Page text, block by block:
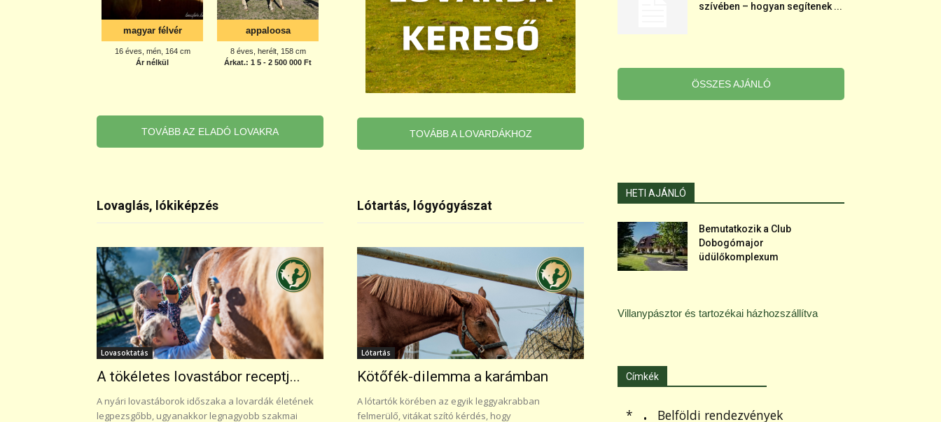
TOVÁBB AZ ELADÓ LOVAKRA TOVÁBB A LOVARDÁKHOZ
szívében – hogyan segítenek ...
ÖSSZES AJÁNLÓ
Lovaglás, lókiképzés
Lovasoktatás
A tökéletes lovastábor receptj...
A nyári lovastáborok időszaka a lovardák életének
legpezsgőbb, ugyanakkor legnagyobb szakmai
Lótartás, lógyógyászat
Lótartás
Kötőfék-dilemma a karámban
A lótartók körében az egyik leggyakrabban
felmerülő, vitákat szító kérdés, hogy
HETI AJÁNLÓ
Bemutatkozik a Club
Dobogómajor
üdülőkomplexum
Villanypásztor és tartozékai házhozszállítva
Címkék
* . Belföldi rendezvények